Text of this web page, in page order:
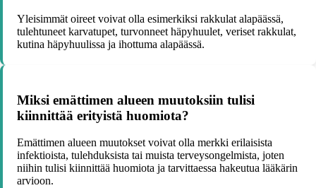
Yleisimmät oireet voivat olla esimerkiksi rakkulat alapäässä,
tulehtuneet karvatupet, turvonneet häpyhuulet, veriset rakkulat,
kutina häpyhuulissa ja ihottuma alapäässä.
Miksi emättimen alueen muutoksiin tulisi
kiinnittää erityistä huomiota?
Emättimen alueen muutokset voivat olla merkki erilaisista
infektioista, tulehduksista tai muista terveysongelmista, joten
niihin tulisi kiinnittää huomiota ja tarvittaessa hakeutua lääkärin
arvioon.